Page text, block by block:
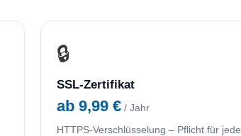
🔒
SSL-Zertifikat
ab 9,99 € / Jahr
HTTPS-Verschlüsselung – Pflicht für jede